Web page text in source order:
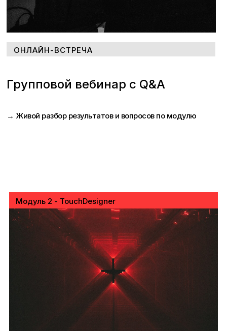
Групповой вебинар с Q&A
→ Живой разбор результатов и вопросов по модулю
ОНЛАЙН-ВСТРЕЧА
Модуль 2 - TouchDesigner